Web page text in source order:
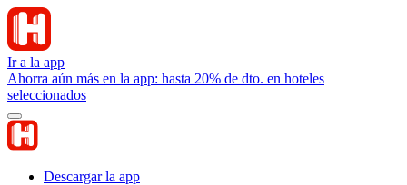
Ir a la app
Ahorra aún más en la app: hasta 20% de dto. en hoteles
seleccionados
Descargar la app